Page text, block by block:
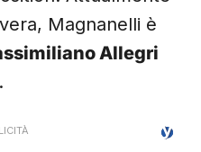
Magnanelli è
Allegri